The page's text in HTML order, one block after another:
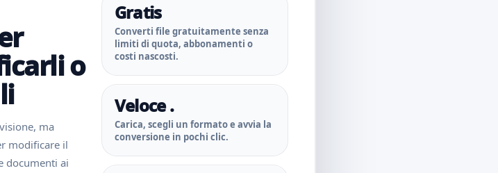
o
ma
modificare il
documenti ai
Gratis
Converti file gratuitamente senza
limiti di quota, abbonamenti o
costi nascosti.
Veloce .
Carica, scegli un formato e avvia la
conversione in pochi clic.